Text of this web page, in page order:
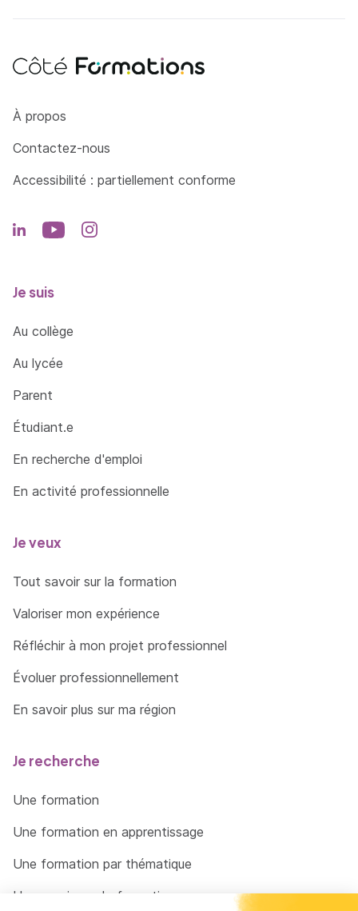
Côté Formations
À propos
Contactez-nous
Accessibilité : partiellement conforme
Je suis
Au collège
Au lycée
Parent
Étudiant.e
En recherche d'emploi
En activité professionnelle
Je veux
Tout savoir sur la formation
Valoriser mon expérience
Réfléchir à mon projet professionnel
Évoluer professionnellement
En savoir plus sur ma région
Je recherche
Une formation
Une formation en apprentissage
Une formation par thématique
Un organisme de formation